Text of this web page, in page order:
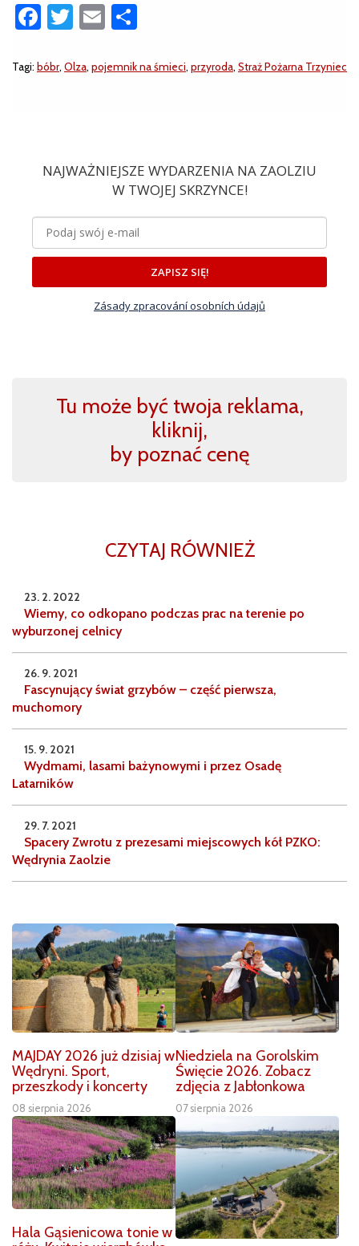
Facebook
Twitter
Email
Tagi: bóbr, Olza, pojemnik na śmieci, przyroda, Straż Pożarna Trzyniec
NAJWAŻNIEJSZE WYDARZENIA NA ZAOLZIU
W TWOJEJ SKRZYNCE!
ZAPISZ SIĘ!
Zásady zpracování osobních údajů
Tu może być twoja reklama,
kliknij,
by poznać cenę
CZYTAJ RÓWNIEŻ
23. 2. 2022
Wiemy, co odkopano podczas prac na terenie po
wyburzonej celnicy
26. 9. 2021
Fascynujący świat grzybów – część pierwsza,
muchomory
15. 9. 2021
Wydmami, lasami bażynowymi i przez Osadę
Latarników
29. 7. 2021
Spacery Zwrotu z prezesami miejscowych kół PZKO:
Wędrynia Zaolzie
MAJDAY 2026 już dzisiaj w
Wędryni. Sport,
przeszkody i koncerty
08 sierpnia 2026
Niedziela na Gorolskim
Święcie 2026. Zobacz
zdjęcia z Jabłonkowa
07 sierpnia 2026
Hala Gąsienicowa tonie w